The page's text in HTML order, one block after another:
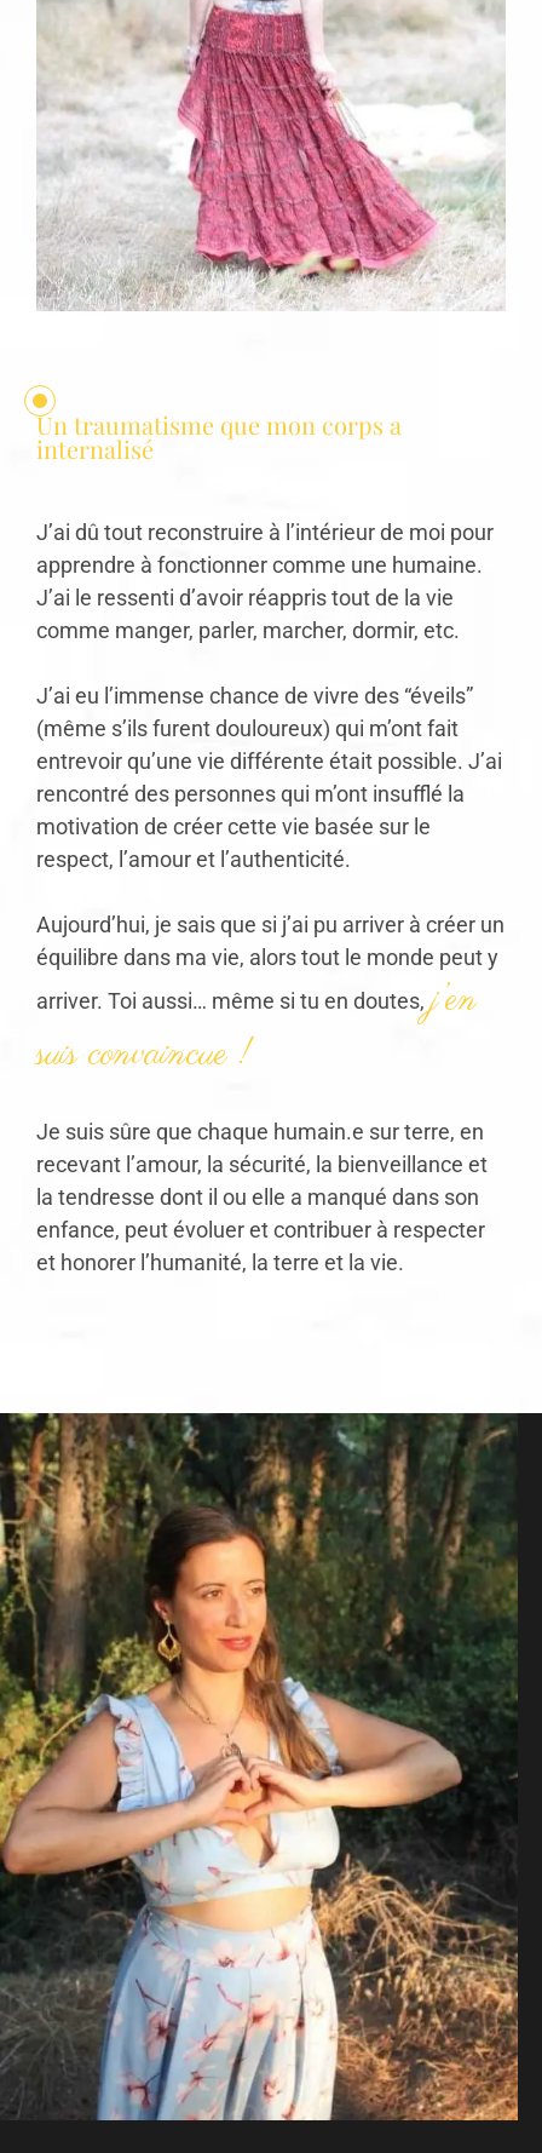
Un traumatisme que mon corps a
internalisé
J’ai dû tout reconstruire à l’intérieur de moi pour
apprendre à fonctionner comme une humaine.
J’ai le ressenti d’avoir réappris tout de la vie
comme manger, parler, marcher, dormir, etc.
J’ai eu l’immense chance de vivre des “éveils”
(même s’ils furent douloureux) qui m’ont fait
entrevoir qu’une vie différente était possible. J’ai
rencontré des personnes qui m’ont insufflé la
motivation de créer cette vie basée sur le
respect, l’amour et l’authenticité.
Aujourd’hui, je sais que si j’ai pu arriver à créer un
équilibre dans ma vie, alors tout le monde peut y
arriver. Toi aussi… même si tu en doutes, j’en
suis convaincue !
Je suis sûre que chaque humain.e sur terre, en
recevant l’amour, la sécurité, la bienveillance et
la tendresse dont il ou elle a manqué dans son
enfance, peut évoluer et contribuer à respecter
et honorer l’humanité, la terre et la vie.